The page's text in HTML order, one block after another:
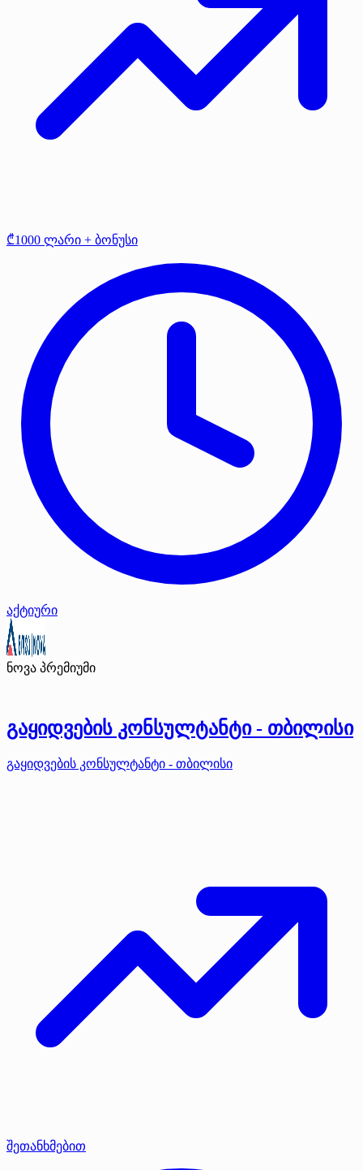
₾1000 ლარი + ბონუსი
აქტიური
ნოვა პრემიუმი
გაყიდვების კონსულტანტი - თბილისი
გაყიდვების კონსულტანტი - თბილისი
შეთანხმებით